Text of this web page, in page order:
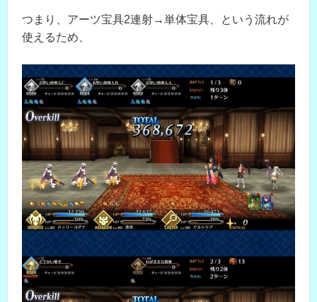
つまり、アーツ宝具2連射→単体宝具、という流れが
使えるため、